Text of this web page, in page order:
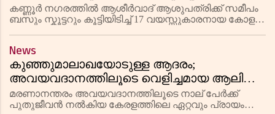
പരിക്ക്
കണ്ണൂർ നഗരത്തിൽ ആശീർവാദ് ആശുപത്രിക്ക് സമീപം
ബസും സ്കൂട്ടറും കൂട്ടിയിടിച്ച് 17 വയസ്സുകാരനായ കോളജ്
News
കുഞ്ഞുമാലാഖയോടുള്ള ആദരം;
അവയവദാനത്തിലൂടെ വെളിച്ചമായ ആലിൻ
ഷെറിൻ്റെ ഓർമ്മക്കായി സപ്ലൈകോ
'ആലിൻ' നോട്ട് ബുക്കുകൾ പുറത്തിറക്കി
മരണാനന്തരം അവയവദാനത്തിലൂടെ നാല് പേർക്ക്
പുതുജീവൻ നൽകിയ കേരളത്തിലെ ഏറ്റവും പ്രായം